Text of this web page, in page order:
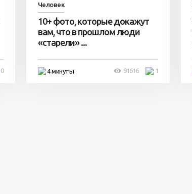
0
Человек
10+ фото, которые докажут
вам, что в прошлом люди
«старели» ...
4 минуты 1
91616